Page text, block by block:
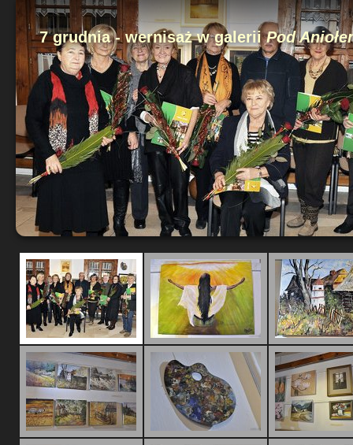
7 grudnia - wernisaż w galeriiPod
Start